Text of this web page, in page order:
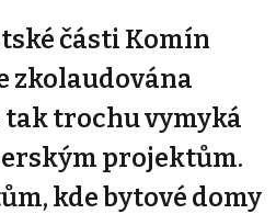
části Komín
zkolaudována
tak trochu vymyká
projektům.
kde bytové domy